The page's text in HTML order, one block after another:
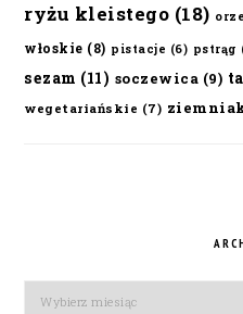
ryżu kleistego (18)
włoskie (8) pistacje (6) pstrąg
sezam (11) soczewica (9)
wegetariańskie (7)
Archiwa